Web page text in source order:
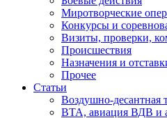
Миротворческие
Конкурсы и
Визиты, проверки,
Происшествия
Назначения и
Прочее
Статьи
Воздушно-десантная
ВТА, авиация ВДВ и